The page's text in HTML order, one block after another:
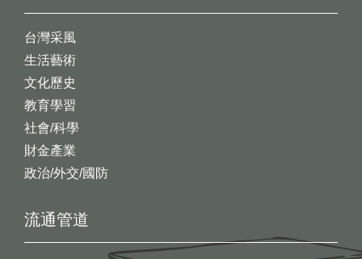
台灣采風
生活藝術
文化歷史
教育學習
社會/科學
財金產業
政治/外交/國防
流通管道